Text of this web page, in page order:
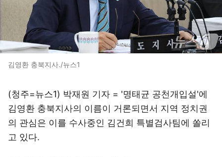
김영환 충북지사./뉴스1
(청주=뉴스1) 박재원 기자 = '명태균 공천개입설'에
김영환 충북지사의 이름이 거론되면서 지역 정치권
의 관심은 이를 수사중인 김건희 특별검사팀에 쏠리
고 있다.